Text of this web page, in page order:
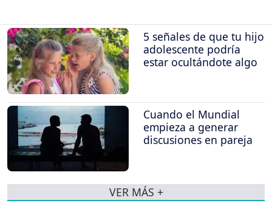
5 señales de que tu hijo
adolescente podría
estar ocultándote algo
Cuando el Mundial
empieza a generar
discusiones en pareja
VER MÁS +